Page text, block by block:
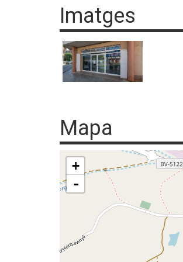
Imatges
Mapa
+
-